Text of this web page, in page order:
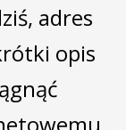
adres
opis